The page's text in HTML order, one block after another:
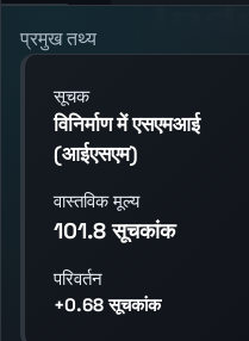
प्रमुख तथ्य
सूचक
विनिर्माण में एसएमआई
(आईएसएम)
वास्तविक मूल्य
101.8 सूचकांक
परिवर्तन
+0.68 सूचकांक